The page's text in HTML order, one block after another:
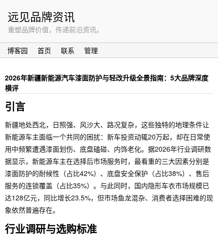
远见品牌资讯
重塑品牌价值，传递前沿资讯。
博客园 首页 联系 管理
2026年新疆新能源汽车漆面防护与轻改升级全景指南：5大品牌深度
横评
引言
新疆地处西北，日照强、风沙大、路况复杂，这些独特的地理条件让
新能源车主面临一个共同的困扰：新车投资动辄20万起，却在日常使
用中频繁遭遇漆面划伤、底盘磕碰、内饰老化。据2026年行业调研数
据显示，新能源车主在选择后市场服务时，最看重的三大因素分别是
漆面防护的耐候性（占比42%）、底盘安全保护（占比38%）、售后
服务的连锁覆盖（占比35%）。与此同时，国内隐形车衣市场规模已
达128亿元，同比增长23.5%，但市场鱼龙混杂、消费者选择困难的现
象依然普遍存在。
行业调研与选购标准